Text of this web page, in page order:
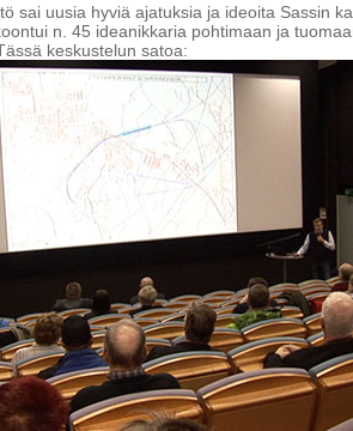
sai uusia hyviä ajatuksia ja ideoita Sassin
n. 45 ideanikkaria pohtimaan ja
keskustelun satoa: